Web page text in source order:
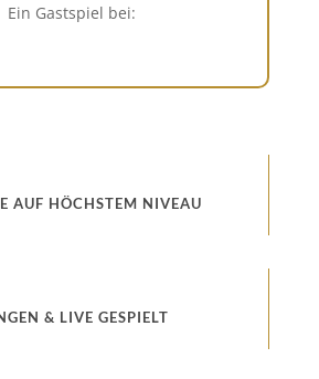
Ein Gastspiel bei:
AUF HÖCHSTEM NIVEAU
& LIVE GESPIELT